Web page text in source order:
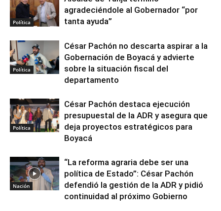
Política
agradeciéndole al Gobernador “por
tanta ayuda”
Política
César Pachón no descarta aspirar a la
Gobernación de Boyacá y advierte
sobre la situación fiscal del
departamento
Política
César Pachón destaca ejecución
presupuestal de la ADR y asegura que
deja proyectos estratégicos para
Boyacá
Nación
“La reforma agraria debe ser una
política de Estado”: César Pachón
defendió la gestión de la ADR y pidió
continuidad al próximo Gobierno